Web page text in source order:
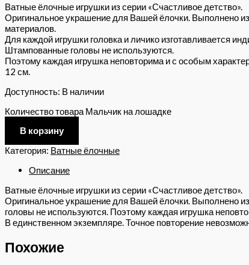
Ватные ёлочные игрушки из серии «Счастливое детство».
Оригинальное украшение для Вашей ёлочки. Выполнено
материалов.
Для каждой игрушки головка и личико изготавливается
Штампованные головы не используются.
Поэтому каждая игрушка неповторима и с особым
12 см.
Доступность: В наличии
Количество товара Мальчик на лошадке
В корзину
Категория: Ватные ёлочные
Описание
Ватные ёлочные игрушки из серии «Счастливое детство».
Оригинальное украшение для Вашей ёлочки. Выполнено
головы не используются. Поэтому каждая игрушка
В единственном экземпляре. Точное повторение
Похожие